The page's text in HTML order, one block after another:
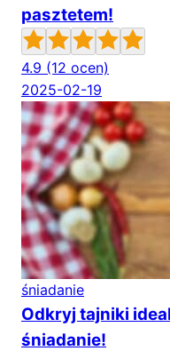
pasztetem!
4.9 (12 ocen)
2025-02-19
śniadanie
Odkryj tajniki
śniadanie!